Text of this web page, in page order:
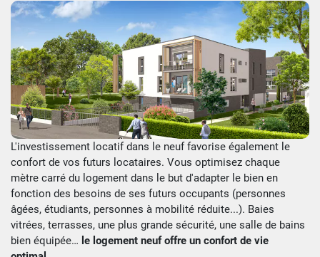
L'investissement locatif dans le neuf favorise également le
confort de vos futurs locataires. Vous optimisez chaque
mètre carré du logement dans le but d'adapter le bien en
fonction des besoins de ses futurs occupants (personnes
âgées, étudiants, personnes à mobilité réduite...). Baies
vitrées, terrasses, une plus grande sécurité, une salle de bains
bien équipée… le logement neuf offre un confort de vie